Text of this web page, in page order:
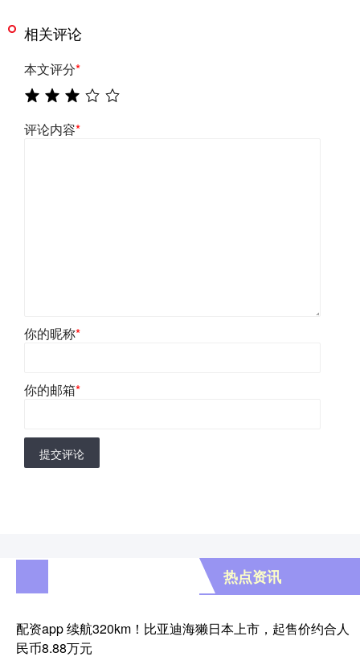
相关评论
本文评分*
评论内容*
你的昵称*
你的邮箱*
提交评论
热点资讯
配资app 续航320km！比亚迪海獭日本上市，起售价约合人
民币8.88万元